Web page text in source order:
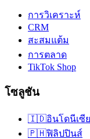
การวิเคราะห์
CRM
สะสมแต้ม
การตลาด
TikTok Shop
โซลูชัน
🇮🇩อินโดนีเซีย
🇵🇭ฟิลิปปินส์